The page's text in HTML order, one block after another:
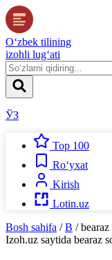
O‘zbek tilining
izohli lug‘ati
ЎЗ
Top 100
Ro‘yxat
Kirish
Lotin.uz
Bosh sahifa / B / bearaz
Izoh.uz saytida bearaz